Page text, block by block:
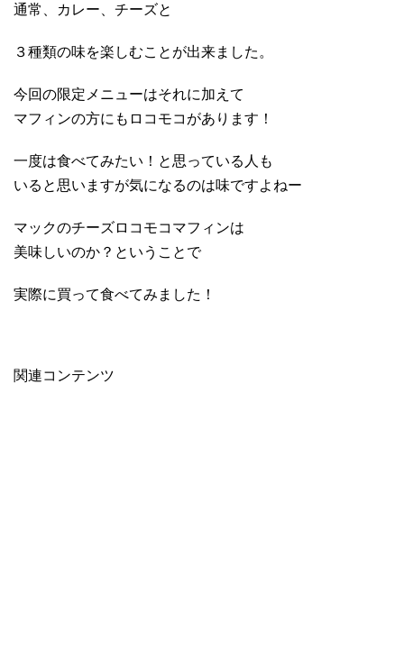
通常、カレー、チーズと
３種類の味を楽しむことが出来ました。
今回の限定メニューはそれに加えて
マフィンの方にもロコモコがあります！
一度は食べてみたい！と思っている人も
いると思いますが気になるのは味ですよねー
マックのチーズロコモコマフィンは
美味しいのか？ということで
実際に買って食べてみました！
関連コンテンツ